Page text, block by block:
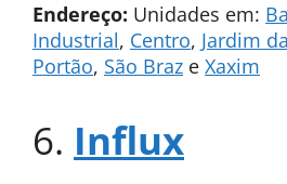
Endereço: Unidades em:
Industrial, Centro, Jardim
Portão, São Braz e Xaxim
6. Influx